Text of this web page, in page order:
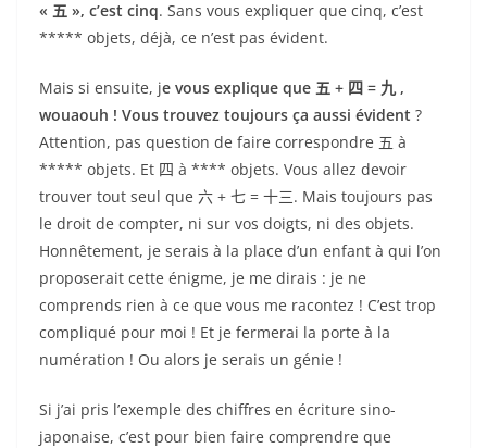
« 五 », c’est cinq. Sans vous expliquer que cinq, c’est
***** objets, déjà, ce n’est pas évident.
Mais si ensuite, je vous explique que 五 + 四 = 九 ,
wouaouh ! Vous trouvez toujours ça aussi évident ?
Attention, pas question de faire correspondre 五 à
***** objets. Et 四 à **** objets. Vous allez devoir
trouver tout seul que 六 + 七 = 十三. Mais toujours pas
le droit de compter, ni sur vos doigts, ni des objets.
Honnêtement, je serais à la place d’un enfant à qui l’on
proposerait cette énigme, je me dirais : je ne
comprends rien à ce que vous me racontez ! C’est trop
compliqué pour moi ! Et je fermerai la porte à la
numération ! Ou alors je serais un génie !
Si j’ai pris l’exemple des chiffres en écriture sino-
japonaise, c’est pour bien faire comprendre que